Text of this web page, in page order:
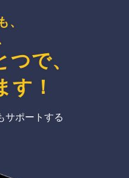
、
つで、
す ！
サポートする